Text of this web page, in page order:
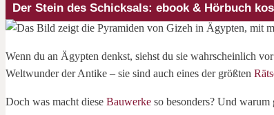
Der Stein des Schicksals: ebook & Hörbuch
Wenn du an Ägypten denkst, siehst du sie wahrscheinlich
Weltwunder der Antike – sie sind auch eines der größten
Doch was macht diese Bauwerke so besonders? Und warum